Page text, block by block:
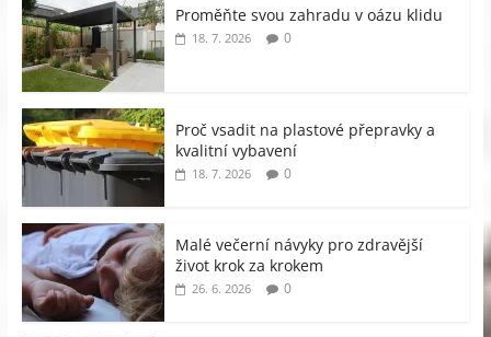
Proměňte svou zahradu v oázu klidu
18. 7. 2026 0
Proč vsadit na plastové přepravky a
kvalitní vybavení
18. 7. 2026 0
Malé večerní návyky pro zdravější
život krok za krokem
26. 6. 2026 0